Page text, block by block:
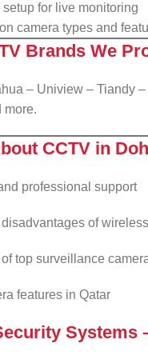
for live monitoring
camera types and
Brands We
– Uniview – Tiandy
more.
CCTV in
professional support
of
top surveillance
features in Qatar
Systems